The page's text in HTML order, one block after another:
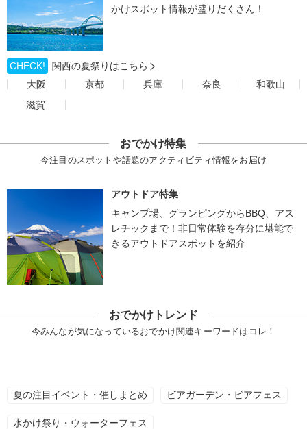
かけスポット情報が盛りだくさん！
CHECK!
関西の夏祭りはこちら
大阪
京都 兵庫 奈良
和歌山
滋賀
おでかけ特集
今注目のスポットや話題のアクティビティ情報をお届け
アウトドア特集
キャンプ場、グランピングからBBQ、アス
レチックまで！非日常体験を存分に堪能で
きるアウトドアスポットを紹介
おでかけトレンド
今みんなが気になっているおでかけ関連キーワードはコレ！
夏の注目イベント・催しまとめ ビアガーデン・ビアフェス
水かけ祭り・ウォーターフェス